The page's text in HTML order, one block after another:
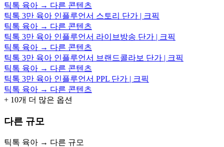
틱톡 육아 → 다른 콘텐츠
틱톡 3만 육아 인플루언서 스토리 단가 | 크픽
틱톡 육아 → 다른 콘텐츠
틱톡 3만 육아 인플루언서 라이브방송 단가 | 크픽
틱톡 육아 → 다른 콘텐츠
틱톡 3만 육아 인플루언서 브랜드콜라보 단가 | 크픽
틱톡 육아 → 다른 콘텐츠
틱톡 3만 육아 인플루언서 PPL 단가 | 크픽
틱톡 육아 → 다른 콘텐츠
+ 10개 더 많은 옵션
다른 규모
틱톡 육아 → 다른 규모